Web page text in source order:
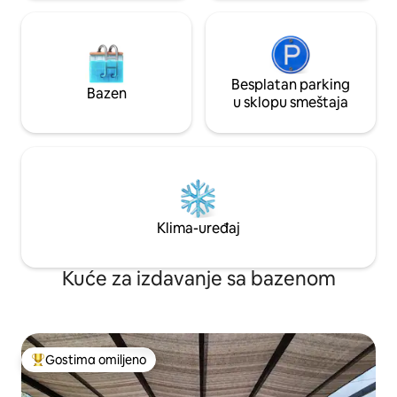
Bazen
Besplatan parking
u sklopu smeštaja
Klima-uređaj
Kuće za izdavanje sa bazenom
Najuspešniji među gostima omiljenim
Gostima omiljeno